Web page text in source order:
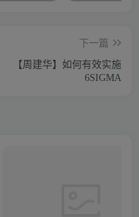
下一篇
【周建华】如何有效实施
6SIGMA